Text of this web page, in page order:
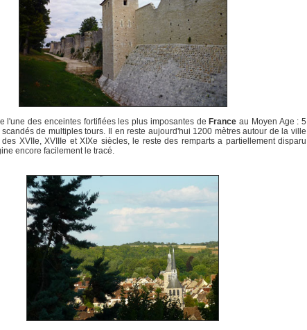
l'une des enceintes fortifiées les plus imposantes de France au Moyen Age : 5
scandés de multiples tours. Il en reste aujourd'hui 1200 mètres autour de la ville
des XVIIe, XVIIIe et XIXe siècles, le reste des remparts a partiellement disparu
encore facilement le tracé.